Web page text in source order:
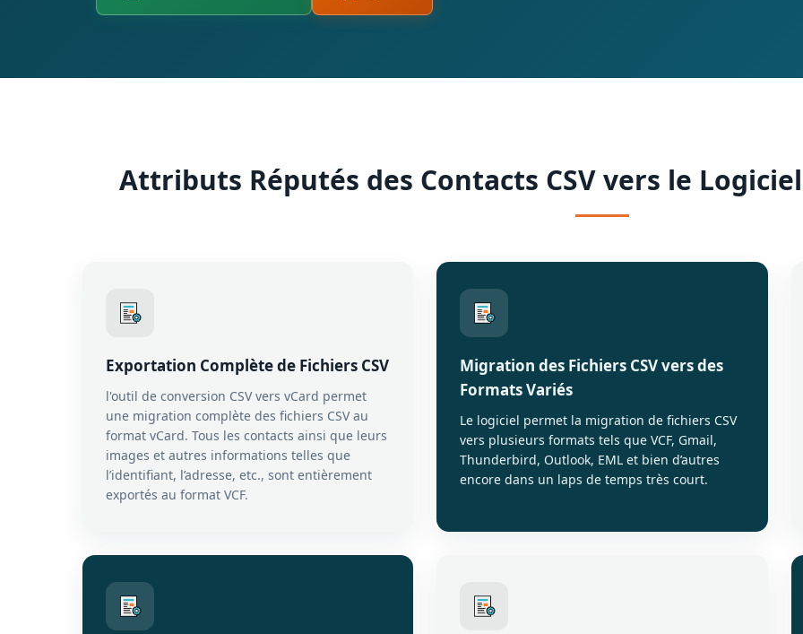
Attributs Réputés des Contacts CSV vers le
Exportation Complète de Fichiers CSV
l'outil de conversion CSV vers vCard permet
une migration complète des fichiers CSV au
format vCard. Tous les contacts ainsi que leurs
images et autres informations telles que
l’identifiant, l’adresse, etc., sont entièrement
exportés au format VCF.
Migration des Fichiers CSV vers des
Formats Variés
Le logiciel permet la migration de fichiers CSV
vers plusieurs formats tels que VCF, Gmail,
Thunderbird, Outlook, EML et bien d’autres
encore dans un laps de temps très court.